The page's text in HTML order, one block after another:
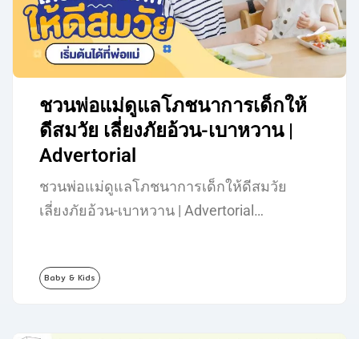
ชวนพ่อแม่ดูแลโภชนาการเด็กให้
ดีสมวัย เลี่ยงภัยอ้วน-เบาหวาน |
Advertorial
ชวนพ่อแม่ดูแลโภชนาการเด็กให้ดีสมวัย
เลี่ยงภัยอ้วน-เบาหวาน | Advertorial…
Baby & Kids